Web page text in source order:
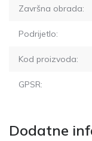
Završna obrada:
Podrijetlo:
Kod proizvoda:
GPSR:
Dodatne